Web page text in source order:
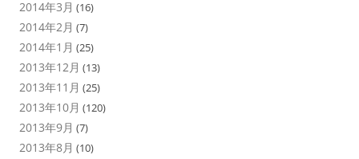
2014年3月 (16)
2014年2月 (7)
2014年1月 (25)
2013年12月 (13)
2013年11月 (25)
2013年10月 (120)
2013年9月 (7)
2013年8月 (10)